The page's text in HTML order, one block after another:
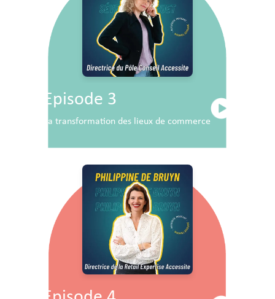
Episode 3
La transformation des lieux de commerce